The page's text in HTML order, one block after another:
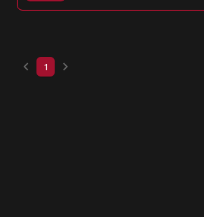
keyboard_arrow_left 1 keyboard_arrow_right